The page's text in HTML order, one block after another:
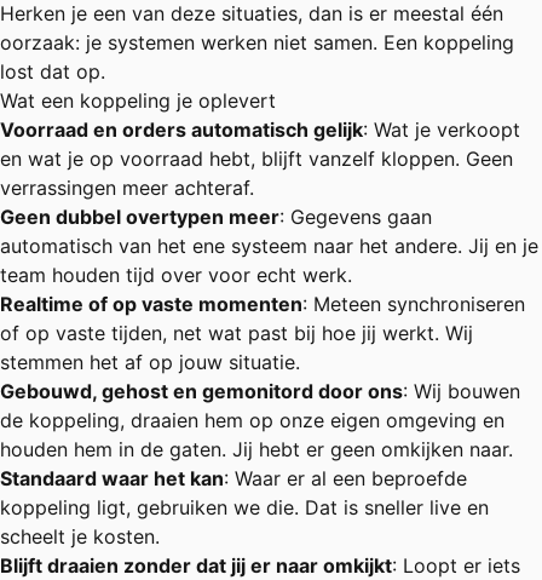
Herken je een van deze situaties, dan is er meestal één
oorzaak: je systemen werken niet samen. Een koppeling
lost dat op.
Wat een koppeling je oplevert
Voorraad en orders automatisch gelijk: Wat je verkoopt
en wat je op voorraad hebt, blijft vanzelf kloppen. Geen
verrassingen meer achteraf.
Geen dubbel overtypen meer: Gegevens gaan
automatisch van het ene systeem naar het andere. Jij en je
team houden tijd over voor echt werk.
Realtime of op vaste momenten: Meteen synchroniseren
of op vaste tijden, net wat past bij hoe jij werkt. Wij
stemmen het af op jouw situatie.
Gebouwd, gehost en gemonitord door ons: Wij bouwen
de koppeling, draaien hem op onze eigen omgeving en
houden hem in de gaten. Jij hebt er geen omkijken naar.
Standaard waar het kan: Waar er al een beproefde
koppeling ligt, gebruiken we die. Dat is sneller live en
scheelt je kosten.
Blijft draaien zonder dat jij er naar omkijkt: Loopt er iets